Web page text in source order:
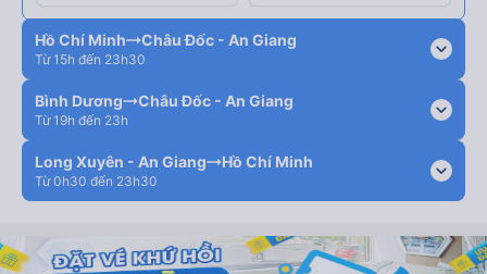
Hồ Chí Minh Châu Đốc - An Giang
Từ 15h đến 23h30 expand_more
Bình Dương Châu Đốc - An Giang
Từ 19h đến 23h expand_more
Long Xuyên - An Giang Hồ Chí Minh
Từ 0h30 đến 23h30 expand_more